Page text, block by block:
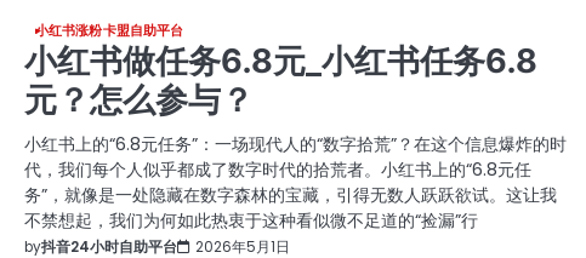
小红书涨粉卡盟自助平台
小红书做任务6.8元_小红书任务6.8
元？怎么参与？
小红书上的“6.8元任务”：一场现代人的“数字拾荒”？在这个信息爆炸的时
代，我们每个人似乎都成了数字时代的拾荒者。小红书上的“6.8元任
务”，就像是一处隐藏在数字森林的宝藏，引得无数人跃跃欲试。这让我
不禁想起，我们为何如此热衷于这种看似微不足道的“捡漏”行
by抖音24小时自助平台 2026年5月1日